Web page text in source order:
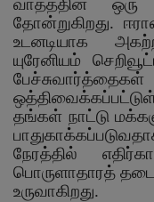
வாதத்தின் ஒரு
தோன்றுகிறது.
உடனடியாக
யுரேனியம்
தங்கள் நாட்டு
நேரத்தில்
பொருளாதாரத்
உருவாகிறது.